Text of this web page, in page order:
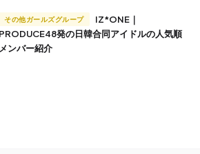
その他ガールズグループ
PRODUCE48発の日韓合同アイドルの人気順
メンバー紹介